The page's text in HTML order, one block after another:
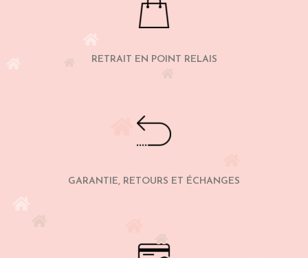
RETRAIT EN POINT RELAIS
GARANTIE, RETOURS ET ÉCHANGES